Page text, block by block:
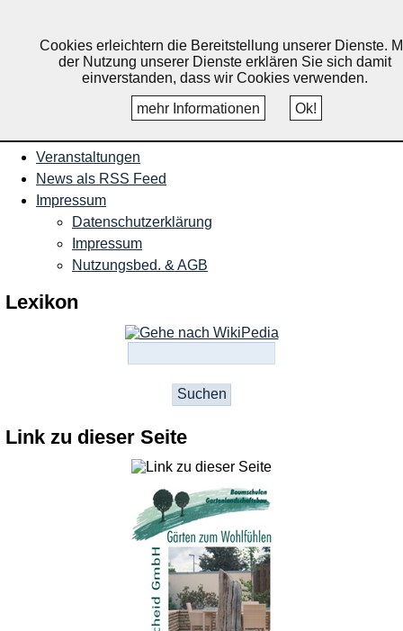
Ruppichteroth, Schönenberg,
Winterscheid
Veranstaltungen
News als RSS Feed
Impressum
Datenschutzerklärung
Impressum
Nutzungsbed. & AGB
Lexikon
Link zu dieser Seite
Cookies erleichtern die Bereitstellung unserer Dienste.
der Nutzung unserer Dienste erklären Sie sich damit
einverstanden, dass wir Cookies verwenden.
mehr Informationen
Ok!